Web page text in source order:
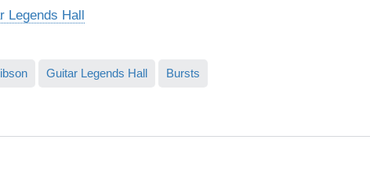
Legends Hall
Guitar Legends Hall Bursts